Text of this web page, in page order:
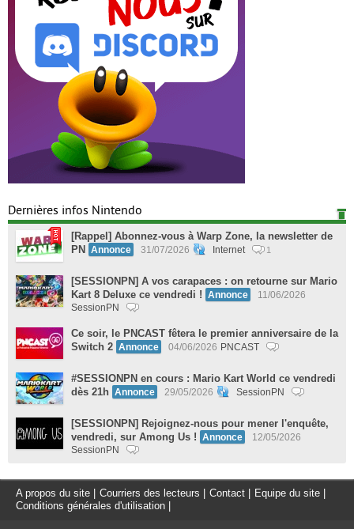
Dernières infos Nintendo
[Rappel] Abonnez-vous à Warp Zone, la newsletter de
PN
Annonce 31/07/2026 Internet 1
[SESSIONPN] A vos carapaces : on retourne sur Mario
Kart 8 Deluxe ce vendredi !
Annonce
11/06/2026
SessionPN
Ce soir, le PNCAST fêtera le premier anniversaire de la
Switch 2
Annonce 04/06/2026 PNCAST
#SESSIONPN en cours : Mario Kart World ce vendredi
dès 21h
Annonce 29/05/2026 SessionPN
[SESSIONPN] Rejoignez-nous pour mener l'enquête,
vendredi, sur Among Us !
Annonce
12/05/2026
SessionPN
A propos du site | Courriers des lecteurs | Contact | Equipe du site |
Conditions générales d'utilisation |